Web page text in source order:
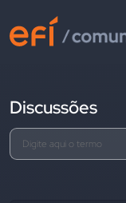
Discussões